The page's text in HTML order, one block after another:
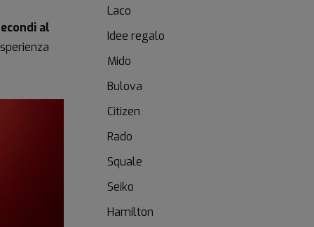
al
Laco
Idee regalo
Mido
Bulova
Citizen
Rado
Squale
Seiko
Hamilton